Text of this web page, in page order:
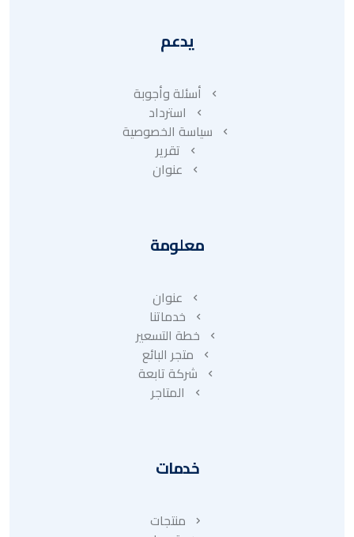
يدعم
أسئلة وأجوبة
استرداد
سياسة الخصوصية
تقرير
عنوان
معلومة
عنوان
خدماتنا
خطة التسعير
متجر البائع
شركة تابعة
المتاجر
خدمات
منتجات